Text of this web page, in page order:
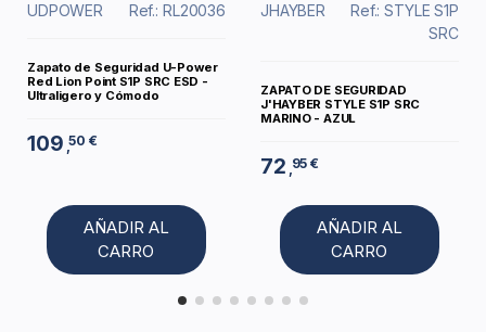
UDPOWER Ref.: RL20036
Zapato de Seguridad U-Power
Red Lion Point S1P SRC ESD -
Ultraligero y Cómodo
109 ,50 €
AÑADIR AL
CARRO
JHAYBER
Ref.: STYLE S1P
SRC
ZAPATO DE SEGURIDAD
J'HAYBER STYLE S1P SRC
MARINO - AZUL
72 ,95 €
AÑADIR AL
CARRO